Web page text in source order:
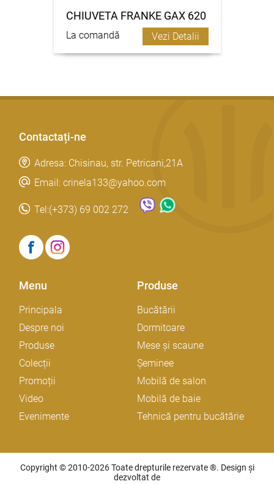
CHIUVETA FRANKE GAX 620
La comandă Vezi Detalii
Contactați-ne
Adresa: Chisinau, str. Petricani,21A
Email: crinela133@yahoo.com
Tel:(+373) 69 002 272
Menu
Principala
Despre noi
Produse
Colecții
Promoții
Video
Evenimente
Produse
Bucătării
Dormitoare
Mese și scaune
Șeminee
Mobilă de salon
Mobilă de baie
Tehnică pentru bucătărie
Copyright © 2010-2026 Toate drepturile rezervate ®. Design și
dezvoltat de